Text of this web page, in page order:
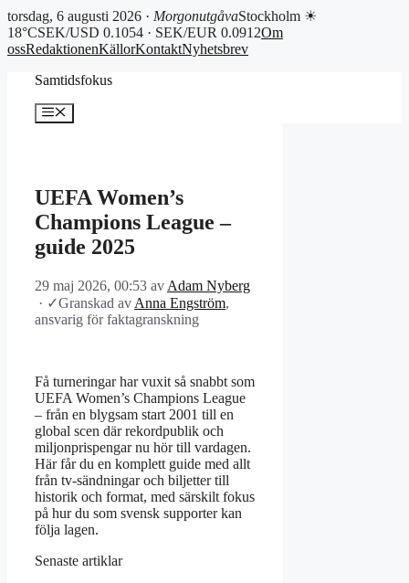
torsdag, 6 augusti 2026 · MorgonutgåvaStockholm ☀
18°CSEK/USD 0.1054 · SEK/EUR 0.0912Om
ossRedaktionenKällorKontaktNyhetsbrev
Samtidsfokus
Meny
UEFA Women’s
Champions League –
guide 2025
29 maj 2026, 00:53 av Adam Nyberg
· ✓Granskad av Anna Engström,
ansvarig för faktagranskning
Få turneringar har vuxit så snabbt som
UEFA Women’s Champions League
– från en blygsam start 2001 till en
global scen där rekordpublik och
miljonprispengar nu hör till vardagen.
Här får du en komplett guide med allt
från tv-sändningar och biljetter till
historik och format, med särskilt fokus
på hur du som svensk supporter kan
följa lagen.
Senaste artiklar